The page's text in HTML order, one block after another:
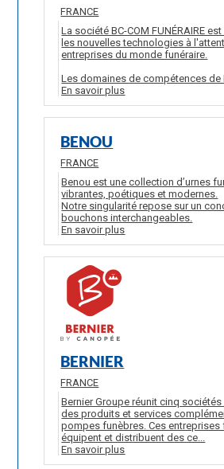
FRANCE
La société BC-COM FUNÉRAIRE
les nouvelles technologies à
entreprises du monde funéraire.
Les domaines de compétences de
En savoir plus
BENOU
FRANCE
Benou est une collection d’urnes
vibrantes, poétiques et modernes.
Notre singularité repose sur un
bouchons interchangeables.
En savoir plus
BERNIER
FRANCE
Bernier Groupe réunit cinq
des produits et services
pompes funèbres. Ces entreprises
équipent et distribuent des ce...
En savoir plus